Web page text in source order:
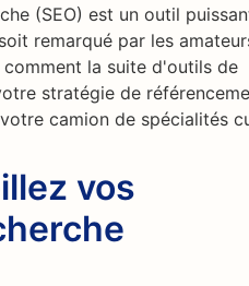
(SEO) est un outil
remarqué par les
la suite d'outils de
stratégie de
camion de spécialités
vos